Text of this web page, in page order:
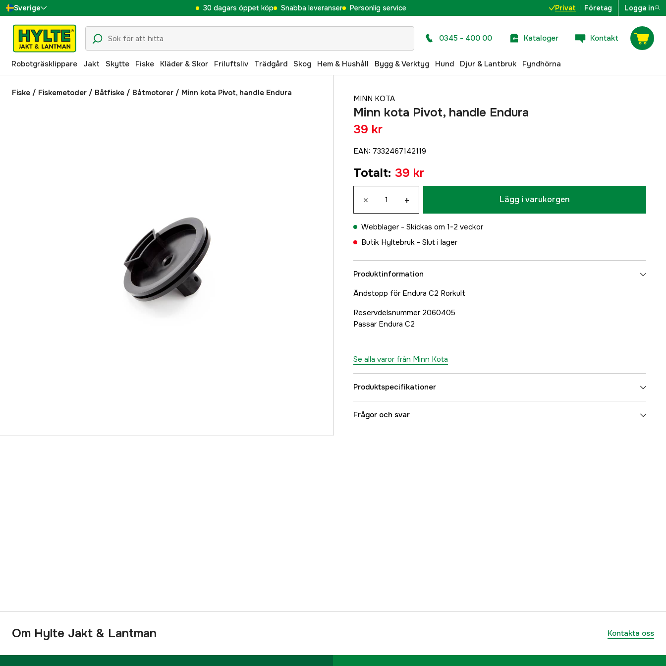
Sverige
Danmark
Suomi
Norge
Deutschland
30 dagars öppet köp Snabba leveranser Personlig service Privat Företag Logga in
0345 - 400 00 Kataloger Kontakt
Robotgräsklippare Jakt Skytte Fiske Kläder & Skor Friluftsliv Trädgård Skog Hem & Hushåll Bygg & Verktyg Hund Djur & Lantbruk Fyndhörna
Fiske / Fiskemetoder / Båtfiske / Båtmotorer / Minn kota Pivot, handle Endura
MINN KOTA
Minn kota Pivot, handle Endura
39 kr
EAN: 7332467142119
Totalt: 39 kr
× + Lägg i varukorgen
Webblager - Skickas om 1-2 veckor
Butik Hyltebruk - Slut i lager
Produktinformation
Ändstopp för Endura C2 Rorkult
Reservdelsnummer 2060405
Passar Endura C2
Se alla varor från Minn Kota
Produktspecifikationer
Referensnummer
Frågor och svar
Om Hylte Jakt & Lantman Kontakta oss